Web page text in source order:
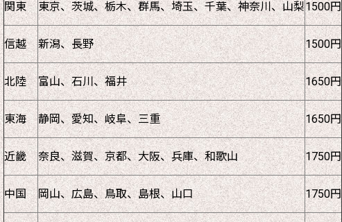
関東 東京、茨城、栃木、群馬、埼玉、千葉、神奈川、山梨1500円
信越 新潟、長野 1500円
北陸 富山、石川、福井 1650円
東海 静岡、愛知、岐阜、三重 1650円
近畿 奈良、滋賀、京都、大阪、兵庫、和歌山 1750円
中国 岡山、広島、鳥取、島根、山口 1750円